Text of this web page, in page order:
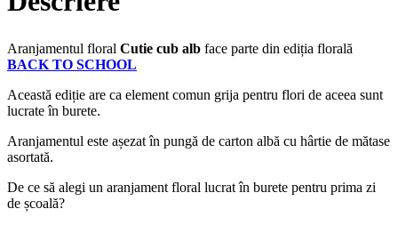
Aranjamentul floral Cutie cub alb face parte din ediția florală
BACK TO SCHOOL
Această ediție are ca element comun grija pentru flori de aceea sunt
lucrate în burete.
Aranjamentul este așezat în pungă de carton albă cu hârtie de mătase
asortată.
De ce să alegi un aranjament floral lucrat în burete pentru prima zi
de școală?